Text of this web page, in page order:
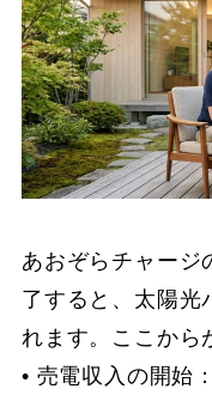
あおぞらチャージ
了すると、太陽光
れます。ここから
• 売電収入の開始